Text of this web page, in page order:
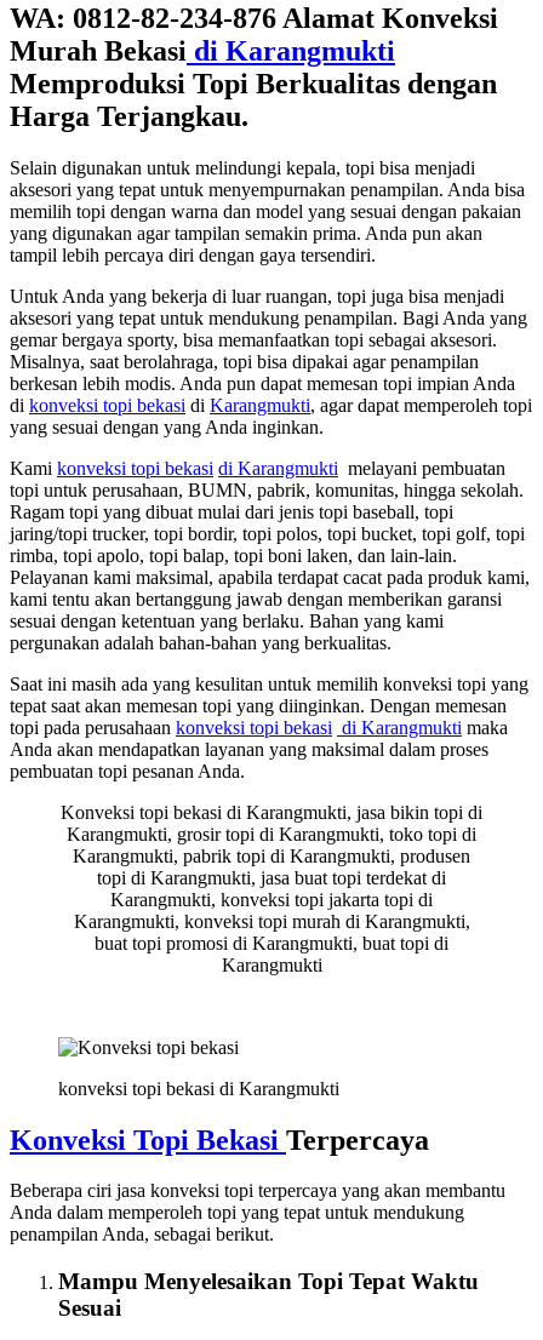
WA: 0812-82-234-876 Alamat Konveksi
Murah Bekasi di Karangmukti
Memproduksi Topi Berkualitas dengan
Harga Terjangkau.
Selain digunakan untuk melindungi kepala, topi bisa menjadi
aksesori yang tepat untuk menyempurnakan penampilan. Anda bisa
memilih topi dengan warna dan model yang sesuai dengan pakaian
yang digunakan agar tampilan semakin prima. Anda pun akan
tampil lebih percaya diri dengan gaya tersendiri.
Untuk Anda yang bekerja di luar ruangan, topi juga bisa menjadi
aksesori yang tepat untuk mendukung penampilan. Bagi Anda yang
gemar bergaya sporty, bisa memanfaatkan topi sebagai aksesori.
Misalnya, saat berolahraga, topi bisa dipakai agar penampilan
berkesan lebih modis. Anda pun dapat memesan topi impian Anda
di konveksi topi bekasi di Karangmukti, agar dapat memperoleh topi
yang sesuai dengan yang Anda inginkan.
Kami konveksi topi bekasi di Karangmukti melayani pembuatan
topi untuk perusahaan, BUMN, pabrik, komunitas, hingga sekolah.
Ragam topi yang dibuat mulai dari jenis topi baseball, topi
jaring/topi trucker, topi bordir, topi polos, topi bucket, topi golf, topi
rimba, topi apolo, topi balap, topi boni laken, dan lain-lain.
Pelayanan kami maksimal, apabila terdapat cacat pada produk kami,
kami tentu akan bertanggung jawab dengan memberikan garansi
sesuai dengan ketentuan yang berlaku. Bahan yang kami
pergunakan adalah bahan-bahan yang berkualitas.
Saat ini masih ada yang kesulitan untuk memilih konveksi topi yang
tepat saat akan memesan topi yang diinginkan. Dengan memesan
topi pada perusahaan konveksi topi bekasi di Karangmukti maka
Anda akan mendapatkan layanan yang maksimal dalam proses
pembuatan topi pesanan Anda.
Konveksi topi bekasi di Karangmukti, jasa bikin topi di
Karangmukti, grosir topi di Karangmukti, toko topi di
Karangmukti, pabrik topi di Karangmukti, produsen
topi di Karangmukti, jasa buat topi terdekat di
Karangmukti, konveksi topi jakarta topi di
Karangmukti, konveksi topi murah di Karangmukti,
buat topi promosi di Karangmukti, buat topi di
Karangmukti
konveksi topi bekasi di Karangmukti
Konveksi Topi Bekasi Terpercaya
Beberapa ciri jasa konveksi topi terpercaya yang akan membantu
Anda dalam memperoleh topi yang tepat untuk mendukung
penampilan Anda, sebagai berikut.
Mampu Menyelesaikan Topi Tepat Waktu
Sesuai